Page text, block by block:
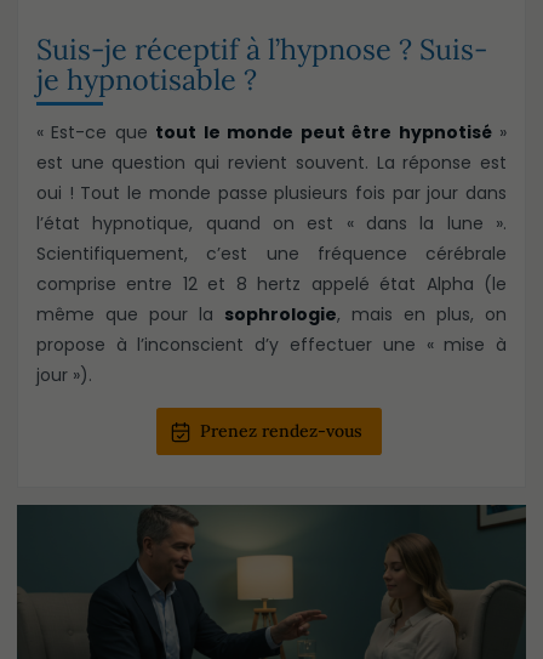
Suis-je réceptif à l’hypnose ? Suis-
je hypnotisable ?
« Est-ce que tout le monde peut être hypnotisé»
est une question qui revient souvent. La réponse est
oui ! Tout le monde passe plusieurs fois par jour dans
l’état hypnotique, quand on est « dans la lune ».
Scientifiquement, c’est une fréquence cérébrale
comprise entre 12 et 8 hertz appelé état Alpha (le
même que pour la sophrologie, mais en plus, on
propose à l’inconscient d’y effectuer une « mise à
jour »).
Prenez rendez-vous